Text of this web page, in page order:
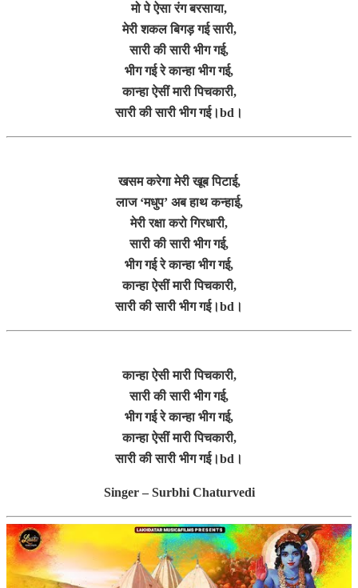
मो पे ऐसा रंग बरसाया,
मेरी शकल बिगड़ गई सारी,
सारी की सारी भीग गई,
भीग गई रे कान्हा भीग गई,
कान्हा ऐसीं मारी पिचकारी,
सारी की सारी भीग गई।bd।
खसम करेगा मेरी खूब पिटाई,
लाज ‘मधुप’ अब हाथ कन्हाई,
मेरी रक्षा करो गिरधारी,
सारी की सारी भीग गई,
भीग गई रे कान्हा भीग गई,
कान्हा ऐसीं मारी पिचकारी,
सारी की सारी भीग गई।bd।
कान्हा ऐसी मारी पिचकारी,
सारी की सारी भीग गई,
भीग गई रे कान्हा भीग गई,
कान्हा ऐसीं मारी पिचकारी,
सारी की सारी भीग गई।bd।
Singer – Surbhi Chaturvedi